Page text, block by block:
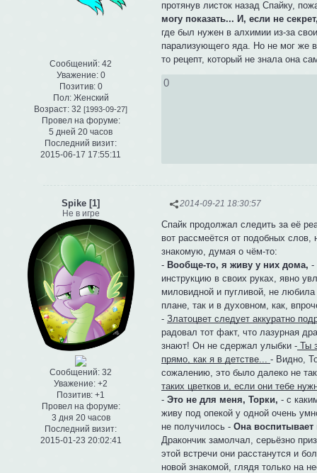
Сообщений: 42
Уважение: 0
Позитив: 0
Пол:Женский
Возраст: 32 [1993-09-27]
Провел на форуме:
5 дней 20 часов
Последний визит:
2015-06-17 17:55:11
протянув листок назад Спайку,
могу показать... И, если не
где был нужен в алхимии из-за
парализующего яда. Но не мог же
то рецепт, который не знала она
0
2014-09-21 18:30:57
Spike [1]
Не в игре
Сообщений: 32
Уважение: +2
Позитив: +1
Провел на форуме:
3 дня 20 часов
Последний визит:
2015-01-23 20:02:41
Спайк продолжал следить за её
вот рассмеётся от подобных
знакомую, думая о чём-то:
- Вообще-то, я живу у них дома, -
инструкцию в своих руках, явно
миловидной и пугливой, не
плане, так и в духовном, как,
-Златоцвет следует аккуратно
радовал тот факт, что лазурная
знают! Он не сдержал улыбки - Ты
прямо, как я в детстве...- Видно,
сожалению, это было далеко не
таких цветков и, если они тебе
-Это не для меня, Торки, - с
живу под опекой у одной очень
не получилось -Она воспитывает
Дракончик замолчал, серьёзно
этой встречи они расстанутся и
новой знакомой, глядя только на